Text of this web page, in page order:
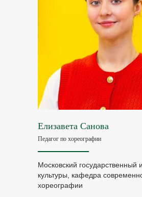
Елизавета Санова
Педагог по хореографии
Московский государственный
культуры, кафедра
хореографии
Приходите и почувствуйте особую
атмосферу любви и уважения к
каждого ребенка.
+7
Записаться на экскурсию